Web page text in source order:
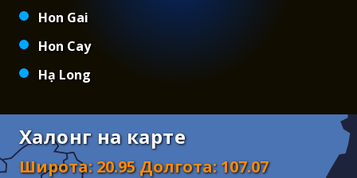
Hon Gai
Hon Cay
Hạ Long
Халонг на карте
Широта:20.95 Долгота:107.07